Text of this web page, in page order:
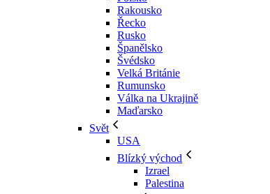
Rakousko
Řecko
Rusko
Španělsko
Švédsko
Velká Británie
Rumunsko
Válka na Ukrajině
Maďarsko
Svět
USA
Blízký východ
Izrael
Palestina